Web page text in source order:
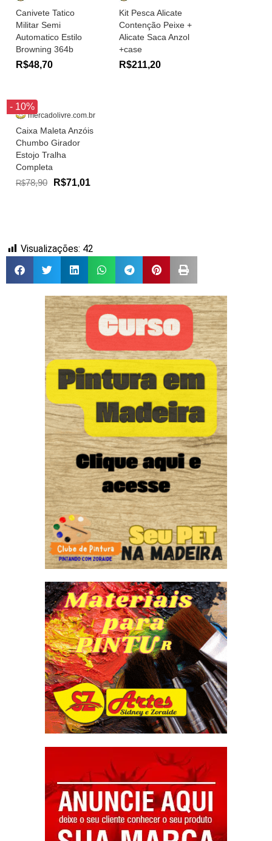
Canivete Tatico
Militar Semi
Automatico Estilo
Browning 364b
R$48,70
Kit Pesca Alicate
Contenção Peixe +
Alicate Saca Anzol
+case
R$211,20
- 10%
mercadolivre.com.br
Caixa Maleta Anzóis
Chumbo Girador
Estojo Tralha
Completa
R$78,90 R$71,01
Visualizações: 42